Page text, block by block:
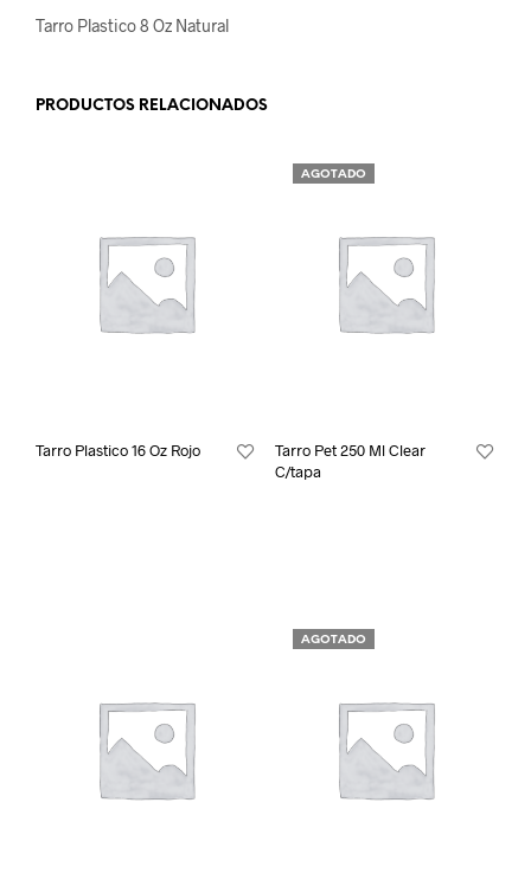
Tarro Plastico 8 Oz Natural
PRODUCTOS RELACIONADOS
Tarro Plastico 16 Oz Rojo
AGOTADO
Tarro Pet 250 Ml Clear
C/tapa
AGOTADO